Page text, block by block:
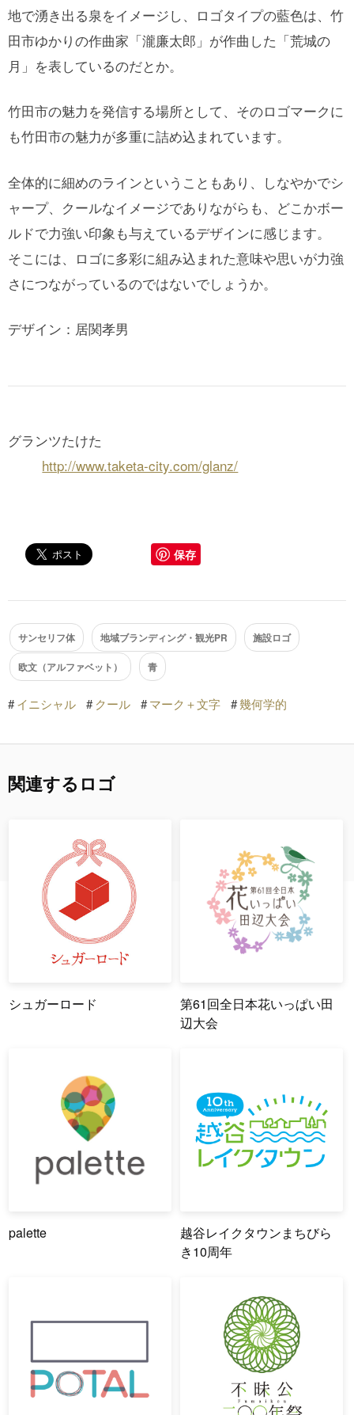
地で湧き出る泉をイメージし、ロゴタイプの藍色は、竹
田市ゆかりの作曲家「瀧廉太郎」が作曲した「荒城の
月」を表しているのだとか。
竹田市の魅力を発信する場所として、そのロゴマークに
も竹田市の魅力が多重に詰め込まれています。
全体的に細めのラインということもあり、しなやかでシ
ャープ、クールなイメージでありながらも、どこかボー
ルドで力強い印象も与えているデザインに感じます。
そこには、ロゴに多彩に組み込まれた意味や思いが力強
さにつながっているのではないでしょうか。
デザイン：居関孝男
グランツたけた
http://www.taketa-city.com/glanz/
保存
サンセリフ体 地域ブランディング・観光PR 施設ロゴ
欧文（アルファベット） 青
#イニシャル # クール #マーク＋文字 #幾何学的
関連するロゴ
シュガーロード
第61回全日本花いっぱい田
辺大会
palette
越谷レイクタウンまちびら
き10周年